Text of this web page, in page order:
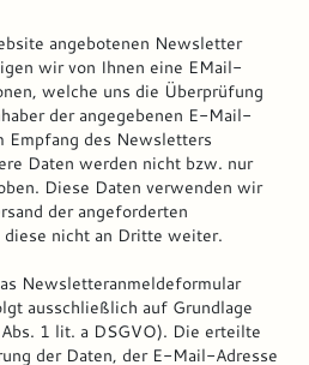
angebotenen Newsletter
wir von Ihnen eine EMail-
welche uns die Überprüfung
der angegebenen E-Mail-
Empfang des Newsletters
Daten werden nicht bzw. nur
Diese Daten verwenden wir
der angeforderten
nicht an Dritte weiter.
Newsletteranmeldeformular
ausschließlich auf Grundlage
1 lit. a DSGVO). Die erteilte
der Daten, der E-Mail-Adresse